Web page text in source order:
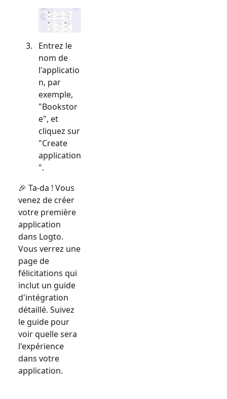
Entrez le
nom de
l'applicatio
n, par
exemple,
"Bookstor
e", et
cliquez sur
"Create
application
".
🎉 Ta-da ! Vous
venez de créer
votre première
application
dans Logto.
Vous verrez une
page de
félicitations qui
inclut un guide
d'intégration
détaillé. Suivez
le guide pour
voir quelle sera
l'expérience
dans votre
application.